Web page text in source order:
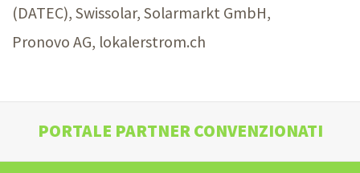
(DATEC), Swissolar, Solarmarkt GmbH,
Pronovo AG, lokalerstrom.ch
PORTALE PARTNER CONVENZIONATI